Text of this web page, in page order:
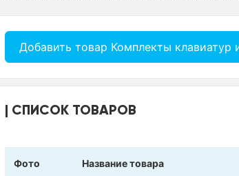
Добавить товар Комплекты
СПИСОК ТОВАРОВ
Фото Название товара